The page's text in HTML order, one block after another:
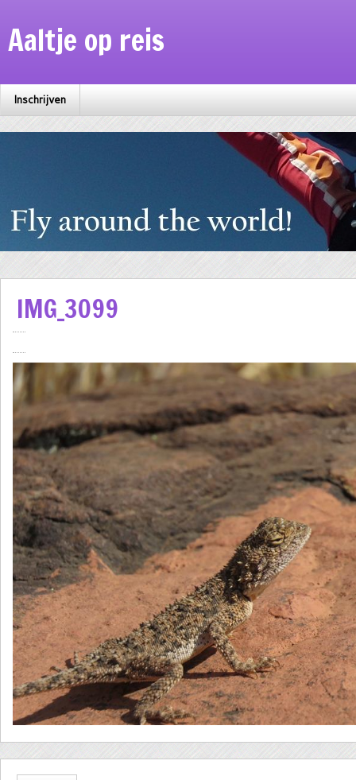
Aaltje op reis
Inschrijven
IMG_3099